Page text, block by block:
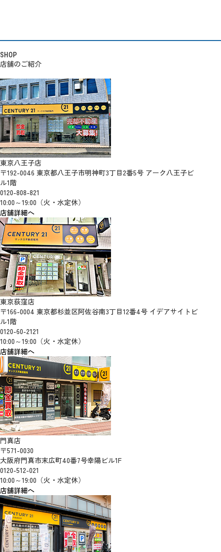
SHOP
店舗のご紹介
東京八王子店
〒192-0046 東京都八王子市明神町3丁目2番5号 アーク八王子ビ
ル1階
0120-808-821
10:00～19:00（火・水定休）
店舗詳細へ
東京荻窪店
〒166-0004 東京都杉並区阿佐谷南3丁目12番4号 イデアサイトビ
ル1階
0120-60-2121
10:00～19:00（火・水定休）
店舗詳細へ
門真店
〒571-0030
大阪府門真市末広町40番7号幸陽ビル1F
0120-512-021
10:00～19:00（火・水定休）
店舗詳細へ